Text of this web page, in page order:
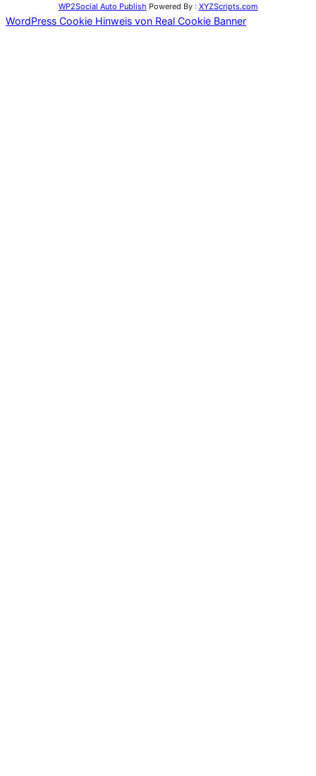
WP2Social Auto Publish Powered By : XYZScripts.com
WordPress Cookie Hinweis von Real Cookie Banner